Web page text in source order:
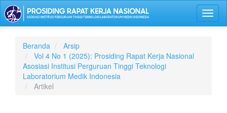
Lompat
ke
isi
Navigasi
Utama
Isi
Utama
Bilah
Beranda
Arsip
Vol 4 No 1 (2025): Prosiding Rapat Kerja Nasional
Asosiasi Institusi Perguruan Tinggi Teknologi
Laboratorium Medik Indonesia
Artikel